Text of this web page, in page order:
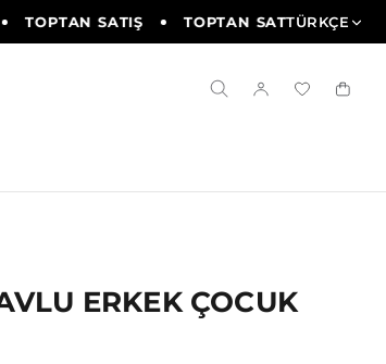
TOPTAN SATIŞ TOPTAN SATIŞTÜRKÇE
ERKEK ÇOCUK